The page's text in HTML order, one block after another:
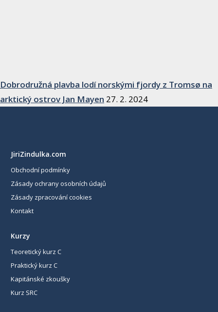
Dobrodružná plavba lodí norskými fjordy z Tromsø na
arktický ostrov Jan Mayen 27. 2. 2024
JiriZindulka.com
Obchodní podmínky
Zásady ochrany osobních údajů
Zásady zpracování cookies
Kontakt
Kurzy
Teoretický kurz C
Praktický kurz C
Kapitánské zkoušky
Kurz SRC